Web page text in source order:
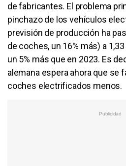
de fabricantes. El problema
pinchazo de los vehículos
previsión de producción ha
de coches, un 16% más) a
un 5% más que en 2023. Es
alemana espera ahora que se
coches electrificados menos.